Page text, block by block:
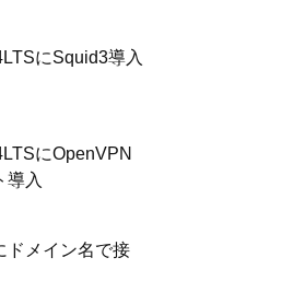
にSquid3導入
にOpenVPN
導入
ドメイン名で接